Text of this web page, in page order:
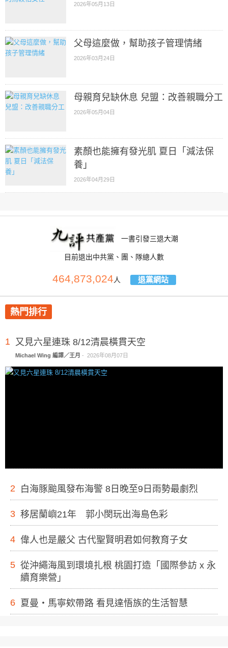
2026年05月13日
父母這麼做，幫助孩子管理情緒
2026年03月24日
母親育兒缺休息 兒盟：改善親職分工
2026年05月04日
素顏也能擁有發光肌 夏日「減法保
養」
2026年04月29日
一書引發三退大潮
目前退出中共黨、團、隊總人數
464,873,024人 退黨網站
熱門排行
1 又見六星連珠 8/12清晨橫貫天空
Michael Wing 編譯／王月 - 2026年08月07日
2 白海豚颱風發布海警 8日晚至9日雨勢最劇烈
3 移居蘭嶼21年 郭小閔玩出海島色彩
4 偉人也是嚴父 古代聖賢明君如何教育子女
5 從沖繩海風到環境扎根 桃園打造「國際參訪 x 永
續育樂營」
6 夏曼・馬寧欸帶路 看見達悟族的生活智慧